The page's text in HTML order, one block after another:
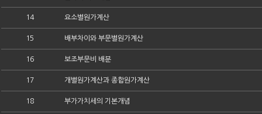
14 요소별원가계산
15 배부차이와 부문별원가계산
16 보조부문비 배분
17 개별원가계산과 종합원가계산
18 부가가치세의 기본개념